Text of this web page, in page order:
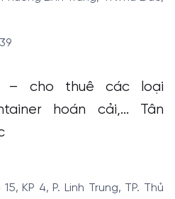
– cho thuê các loại
hoán cải,... Tân
KP 4, P. Linh Trung, TP. Thủ